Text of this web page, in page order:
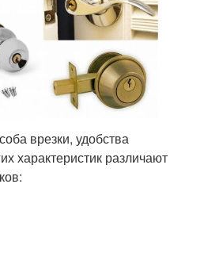
врезки, удобства
характеристик различают